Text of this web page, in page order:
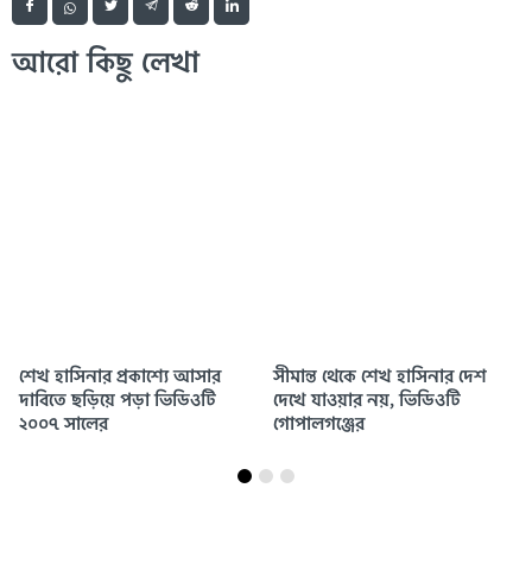
আরো কিছু লেখা
সীমান্ত থেকে শেখ হাসিনার দেশ
দেখে যাওয়ার নয়, ভিডিওটি
গোপালগঞ্জের
শেখ হাসিনার সংবাদ সম্মেলনের
পর ধানমন্ডিতে স্লোগান বলে
ছড়ানো ভিডিওটি দুই মাস আগের